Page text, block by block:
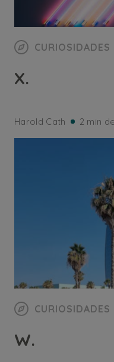
CURIOSIDADES
X.
Harold Cath 2 min
CURIOSIDADES
W.